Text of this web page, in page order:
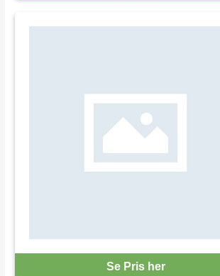
Se Pris her